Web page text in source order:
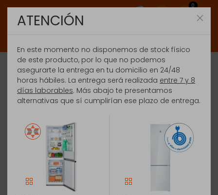
0
ATENCIÓN
En este momento no disponemos de stock físico
de este producto, por lo que no podemos
asegurarte la entrega en tu domicilio en 24/48
horas hábiles. La entrega será realizada entre 7 y 8
días laborables. Más abajo te presentamos
alternativas que sí cumplirían ese plazo de entrega.